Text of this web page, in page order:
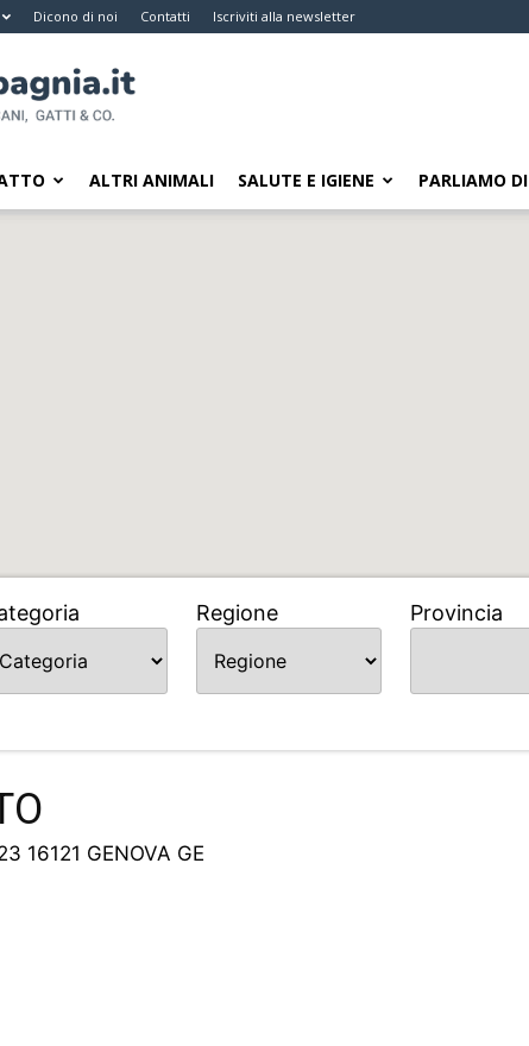
Dicono di noi Contatti Iscriviti alla newsletter
ALTRI ANIMALI SALUTE E IGIENE PARLIAMO DI
Regione Provincia
16121 GENOVA GE